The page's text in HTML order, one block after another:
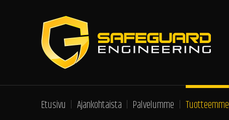
Etusivu Ajankohtaista Palvelumme Tuotteemme